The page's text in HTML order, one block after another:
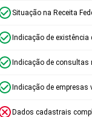
Situação na Receita
Indicação de existência
Indicação de consultas
Indicação de empresas
Dados cadastrais